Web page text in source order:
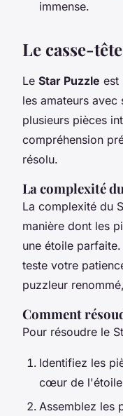
immense.
Le casse-
Le Star Puzzle est
les amateurs
plusieurs pièces
compréhension
résolu.
La complexité
La complexité du
manière dont les
une étoile parfaite.
teste votre
puzzleur
Comment
Pour résoudre le
Identifiez les
cœur de
Assemblez les